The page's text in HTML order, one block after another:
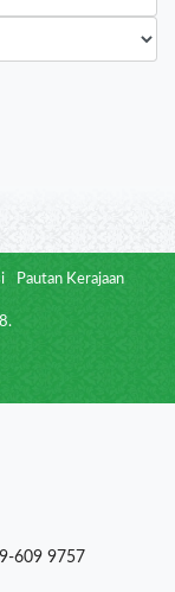
Pautan Kerajaan
609 9757